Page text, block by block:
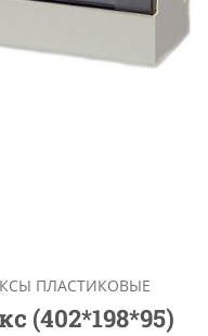
ПЛАСТИКОВЫЕ
(402*198*95)